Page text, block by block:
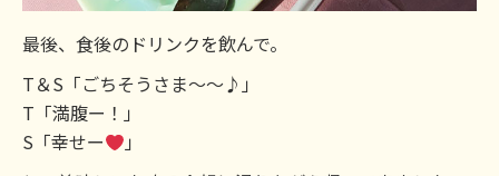
最後、食後のドリンクを飲んで。
T＆S「ごちそうさま～～♪」
T「満腹ー！」
S「幸せー
」